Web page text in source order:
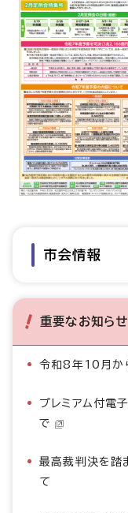
市会情報
重要なお知らせ
令和8年10月か
プレミアム付電
で
最高裁判決を踏
て